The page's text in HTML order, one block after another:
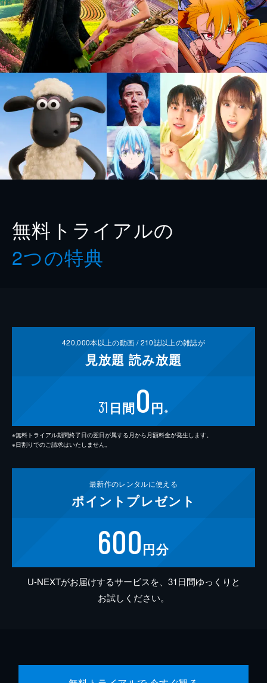
無料トライアルの
2つの特典
420,000本以上の動画 /210誌以上の雑誌が
見放題 読み放題
31 日間0円 ※
※無料トライアル期間終了日の翌日が属する月から月額料金が発生します。
※日割りでのご請求はいたしません。
最新作のレンタルに使える
ポイント プレゼント
600円分
U-NEXTがお届けするサービスを、31日間ゆっくりと
お試しください。